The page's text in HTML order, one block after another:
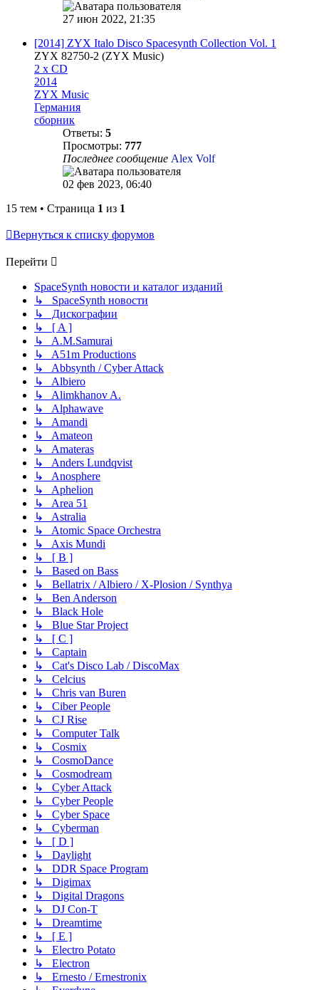
27 июн 2022, 21:35
[2014] ZYX Italo Disco Spacesynth Collection Vol. 1
ZYX 82750-2 (ZYX Music)
2 x CD
2014
ZYX Music
Германия
сборник
Ответы: 5
Просмотры: 777
Последнее сообщение Alex Volf
02 фев 2023, 06:40
15 тем • Страница 1 из 1
Вернуться к списку форумов
Перейти
SpaceSynth новости и каталог изданий
↳ SpaceSynth новости
↳ Дискографии
↳ [ A ]
↳ A.M.Samurai
↳ A51m Productions
↳ Abbsynth / Cyber Attack
↳ Albiero
↳ Alimkhanov A.
↳ Alphawave
↳ Amandi
↳ Amateon
↳ Amateras
↳ Anders Lundqvist
↳ Anosphere
↳ Aphelion
↳ Area 51
↳ Astralia
↳ Atomic Space Orchestra
↳ Axis Mundi
↳ [ B ]
↳ Based on Bass
↳ Bellatrix / Albiero / X-Plosion / Synthya
↳ Ben Anderson
↳ Black Hole
↳ Blue Star Project
↳ [ C ]
↳ Captain
↳ Cat's Disco Lab / DiscoMax
↳ Celcius
↳ Chris van Buren
↳ Ciber People
↳ CJ Rise
↳ Computer Talk
↳ Cosmix
↳ CosmoDance
↳ Cosmodream
↳ Cyber Attack
↳ Cyber People
↳ Cyber Space
↳ Cyberman
↳ [ D ]
↳ Daylight
↳ DDR Space Program
↳ Digimax
↳ Digital Dragons
↳ DJ Con-T
↳ Dreamtime
↳ [ E ]
↳ Electro Potato
↳ Electron
↳ Ernesto / Ernestronix